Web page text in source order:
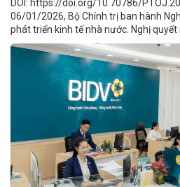
DOI: https://doi.org/10.70786/
06/01/2026, Bộ Chính trị ban hành
phát triển kinh tế nhà nước. Nghị quyết